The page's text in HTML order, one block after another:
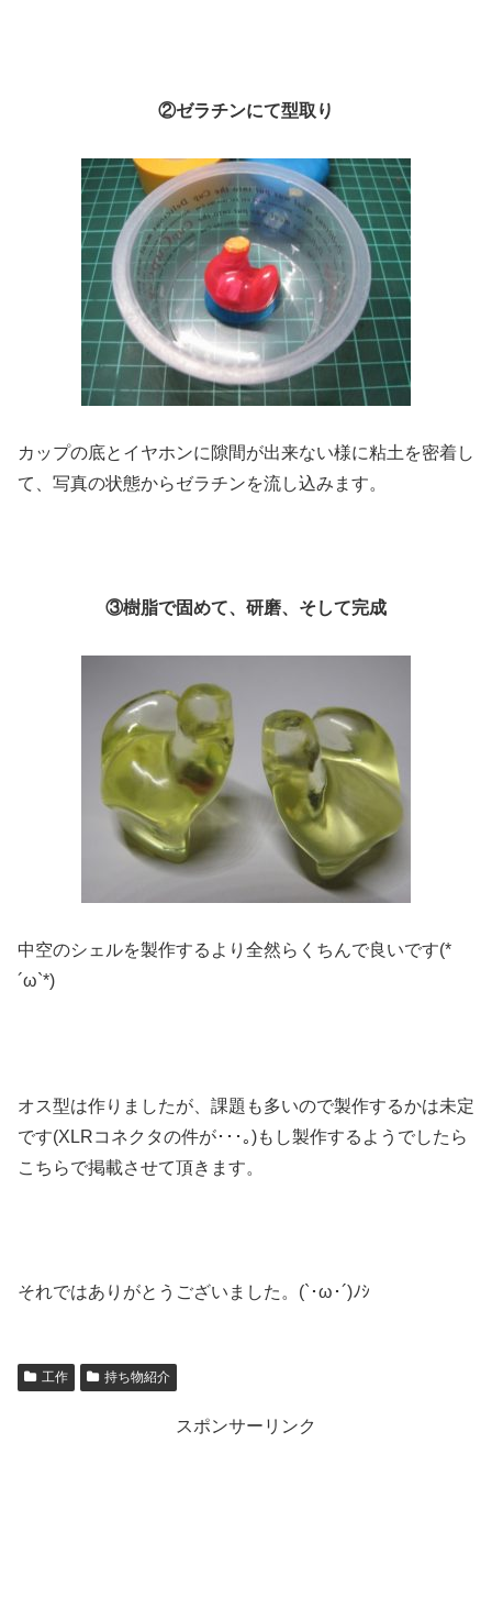
②ゼラチンにて型取り
カップの底とイヤホンに隙間が出来ない様に粘土を密着し
て、写真の状態からゼラチンを流し込みます。
③樹脂で固めて、研磨、そして完成
中空のシェルを製作するより全然らくちんで良いです(*
´ω`*)
オス型は作りましたが、課題も多いので製作するかは未定
です(XLRコネクタの件が･･･｡)もし製作するようでしたら
こちらで掲載させて頂きます。
それではありがとうございました。(`･ω･´)ﾉｼ
工作 持ち物紹介
スポンサーリンク